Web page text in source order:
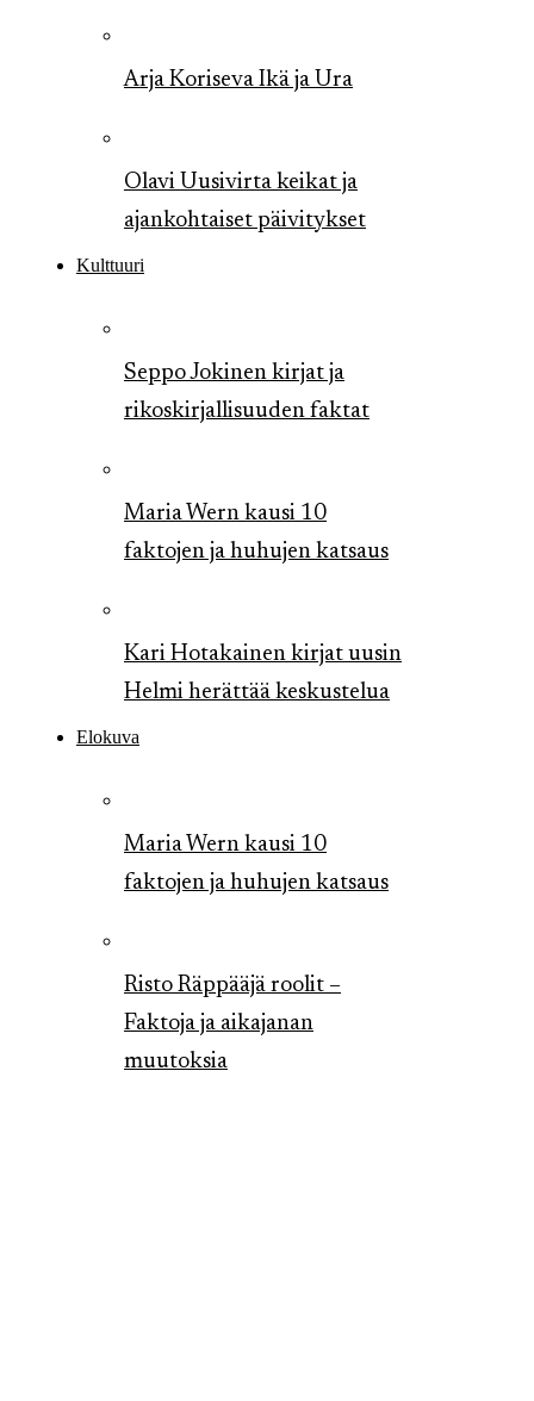
Arja Koriseva Ikä ja Ura
Olavi Uusivirta keikat ja
ajankohtaiset päivitykset
Kulttuuri
Seppo Jokinen kirjat ja
rikoskirjallisuuden faktat
Maria Wern kausi 10
faktojen ja huhujen katsaus
Kari Hotakainen kirjat uusin
Helmi herättää keskustelua
Elokuva
Maria Wern kausi 10
faktojen ja huhujen katsaus
Risto Räppääjä roolit –
Faktoja ja aikajanan
muutoksia